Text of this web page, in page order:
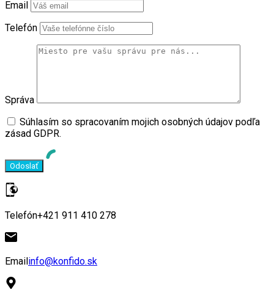
Email
Telefón
Správa
Súhlasím so spracovaním mojich osobných údajov podľa
zásad GDPR.
Telefón+421 911 410 278
Emailinfo@konfido.sk